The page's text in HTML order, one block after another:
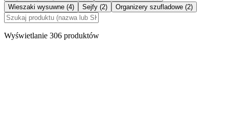
Wieszaki wysuwne (4)
Sejfy (2) Organizery szufladowe (2)
Wyświetlanie 306 produktów